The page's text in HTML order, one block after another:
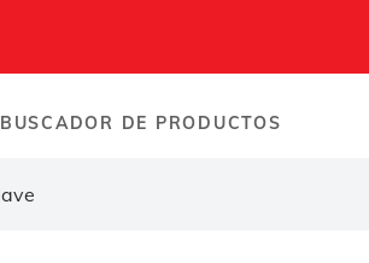
BUSCADOR DE PRODUCTOS